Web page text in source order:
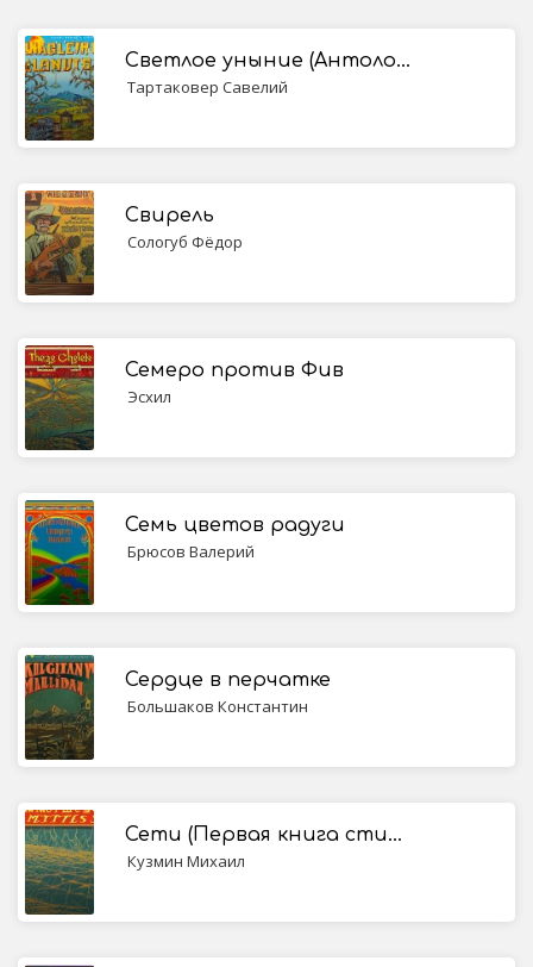
Светлое уныние (Антология лунных поэтов)
Тартаковер Савелий
Свирель
Сологуб Фёдор
Семеро против Фив
Эсхил
Семь цветов радуги
Брюсов Валерий
Сердце в перчатке
Большаков Константин
Сети (Первая книга стихов)
Кузмин Михаил